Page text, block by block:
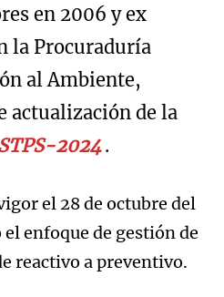
en 2006 y ex
la Procuraduría
al Ambiente,
actualización de la
2024 .
el 28 de octubre del
enfoque de gestión de
reactivo a preventivo.